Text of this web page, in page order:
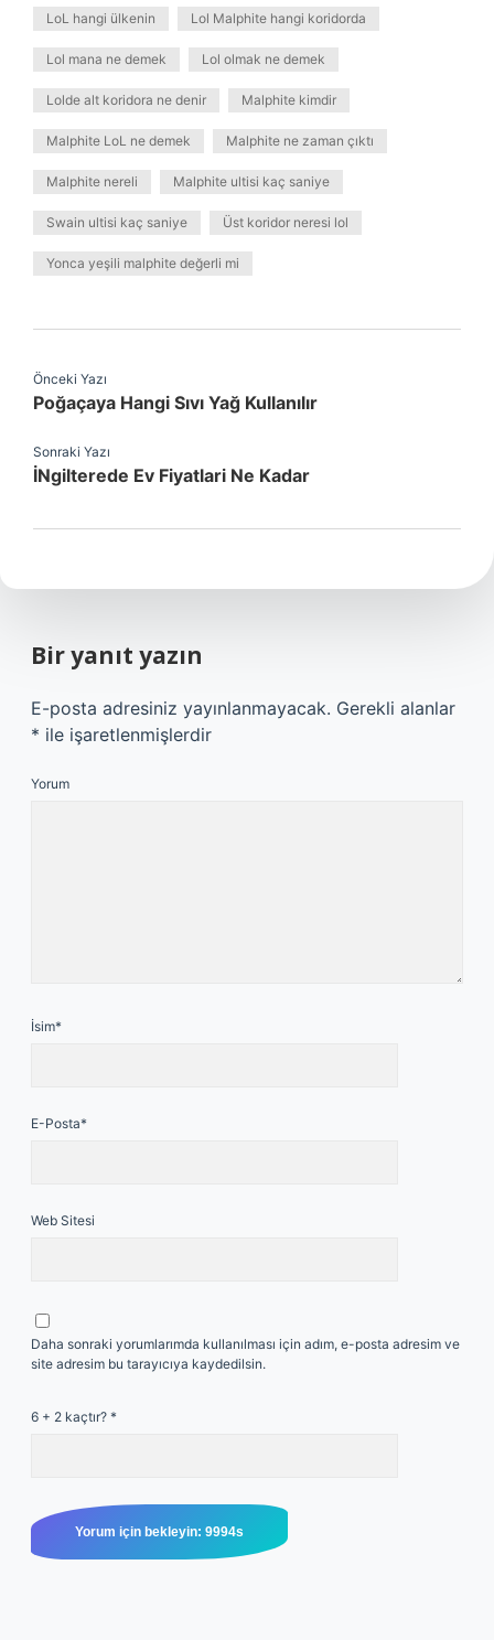
LoL hangi ülkenin Lol Malphite hangi koridorda
Lol mana ne demek Lol olmak ne demek
Lolde alt koridora ne denir Malphite kimdir
Malphite LoL ne demek Malphite ne zaman çıktı
Malphite nereli Malphite ultisi kaç saniye
Swain ultisi kaç saniye Üst koridor neresi lol
Yonca yeşili malphite değerli mi
Önceki Yazı
Poğaçaya Hangi Sıvı Yağ Kullanılır
Sonraki Yazı
İNgilterede Ev Fiyatlari Ne Kadar
Bir yanıt yazın
E-posta adresiniz yayınlanmayacak. Gerekli alanlar
* ile işaretlenmişlerdir
Yorum
İsim*
E-Posta*
Web Sitesi
Daha sonraki yorumlarımda kullanılması için adım, e-posta adresim ve
site adresim bu tarayıcıya kaydedilsin.
6 + 2 kaçtır? *